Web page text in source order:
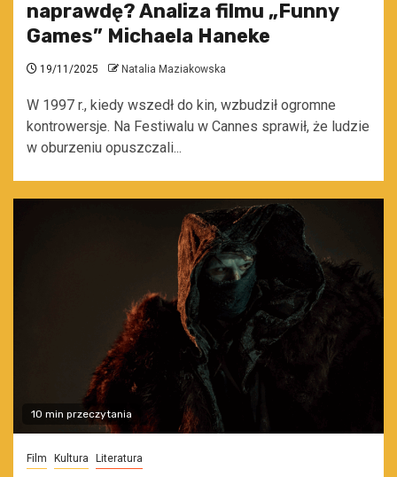
naprawdę? Analiza filmu „Funny
Games” Michaela Haneke
19/11/2025 Natalia Maziakowska
W 1997 r., kiedy wszedł do kin, wzbudził ogromne
kontrowersje. Na Festiwalu w Cannes sprawił, że ludzie
w oburzeniu opuszczali...
10 min przeczytania
Film Kultura Literatura